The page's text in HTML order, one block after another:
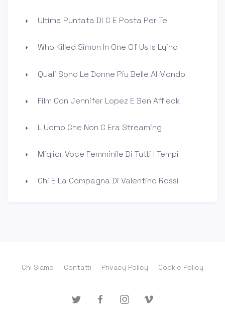
Ultima Puntata Di C E Posta Per Te
Who Killed Simon In One Of Us Is Lying
Quali Sono Le Donne Piu Belle Al Mondo
Film Con Jennifer Lopez E Ben Affleck
L Uomo Che Non C Era Streaming
Miglior Voce Femminile Di Tutti I Tempi
Chi E La Compagna Di Valentino Rossi
Chi Siamo Contatti Privacy Policy Cookie Policy